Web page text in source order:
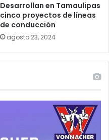
Desarrollan en Tamaulipas
cinco proyectos de líneas
de conducción
agosto 23, 2024